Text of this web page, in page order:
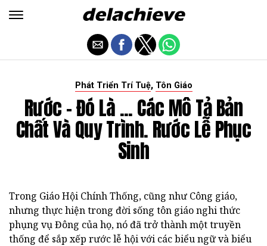
Phát Triển Trí Tuệ, Tôn Giáo
Rước - Đó Là ... Các Mô Tả Bản
Chất Và Quy Trình. Rước Lễ Phục
Sinh
Trong Giáo Hội Chính Thống, cũng như Công giáo,
nhưng thực hiện trong đời sống tôn giáo nghi thức
phụng vụ Đông của họ, nó đã trở thành một truyền
thống để sắp xếp rước lễ hội với các biểu ngữ và biểu